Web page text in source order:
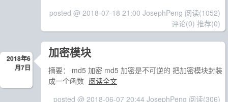
posted @ 2018-07-18 21:00 JosephPeng 阅读(1052)
评论(0) 推荐(0)
2018年6
月7日
加密模块
摘要： md5 加密 md5 加密是不可逆的 把加密模块封装
成一个函数 阅读全文
posted @ 2018-06-07 20:44 JosephPeng 阅读(306)